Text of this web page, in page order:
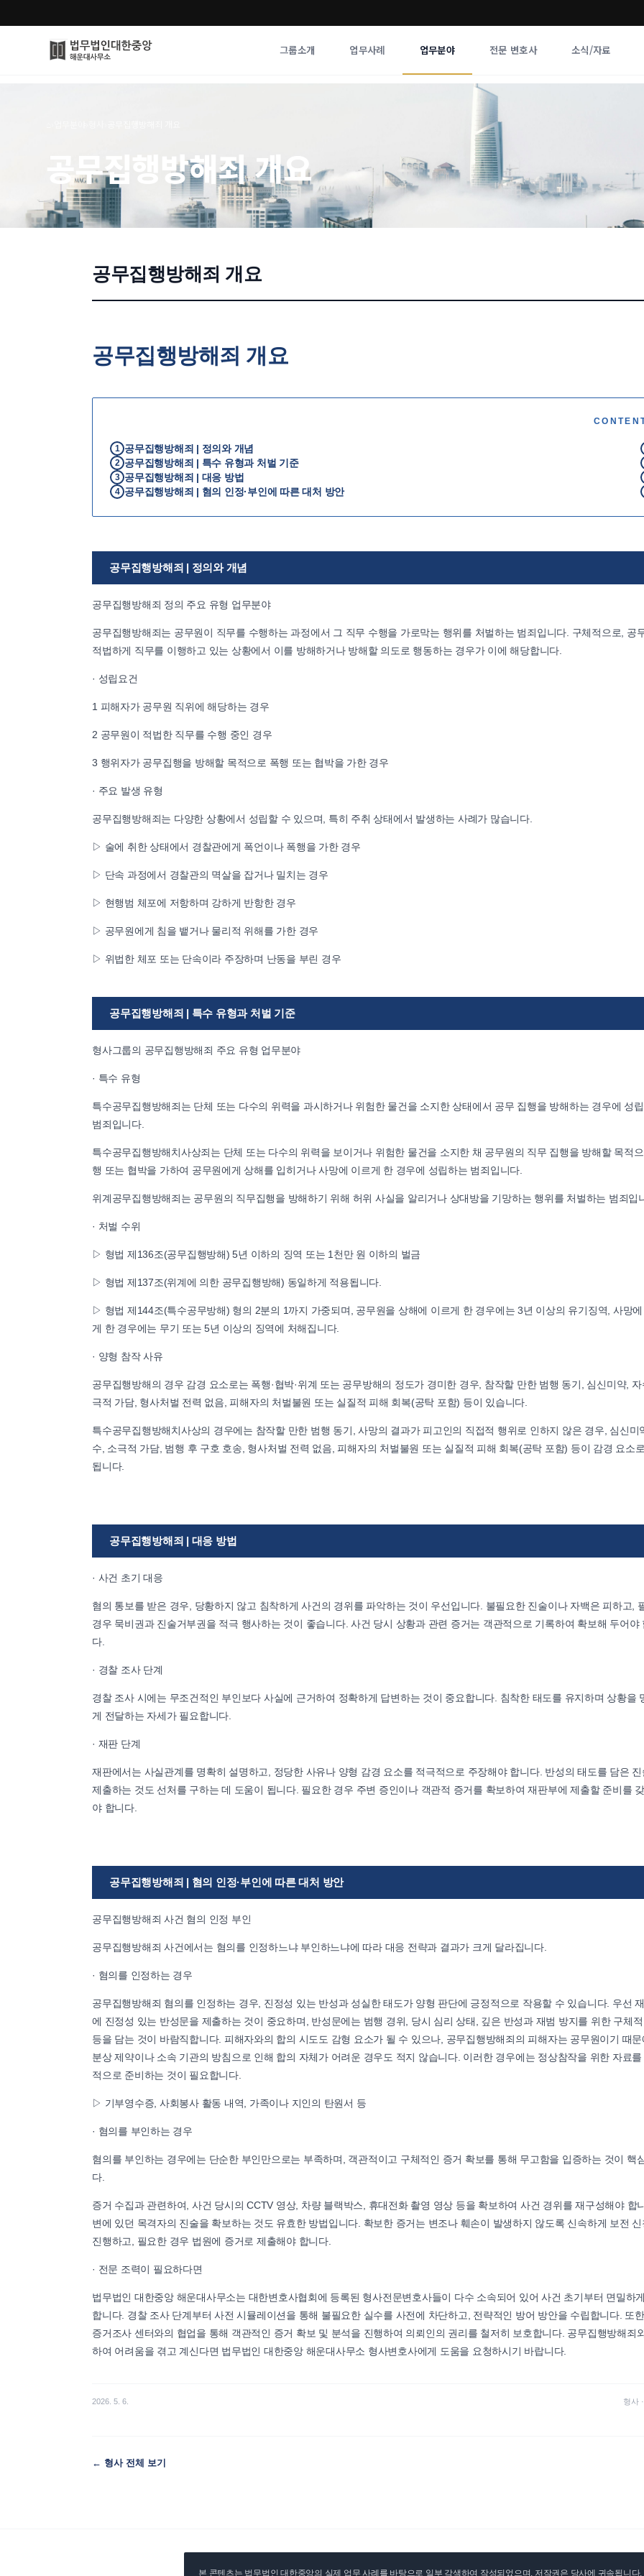
그룹소개 업무사례 업무분야 전문 변호사 소식/자료
통합검색
사례분석/최신동향
법률정보
법률지식인
공무집행방해죄 개요
공무집행방해죄 개요
공무집행방해죄 개요
1 공무집행방해죄 | 정의와 개념
2 공무집행방해죄 | 특수 유형과 처벌 기준
3 공무집행방해죄 | 대응 방법
4 공무집행방해죄 | 혐의 인정·부인에 따른 대처 방안
공무집행방해죄 | 정의와 개념
공무집행방해죄 정의 주요 유형 업무분야
공무집행방해죄는 공무원이 직무를 수행하는 과정에서 그 직무 수행을 가로막는 행위를 처벌하는 범죄입니다. 구체적으로, 공
적법하게 직무를 이행하고 있는 상황에서 이를 방해하거나 방해할 의도로 행동하는 경우가 이에 해당합니다.
· 성립요건
1 피해자가 공무원 직위에 해당하는 경우
2 공무원이 적법한 직무를 수행 중인 경우
3 행위자가 공무집행을 방해할 목적으로 폭행 또는 협박을 가한 경우
· 주요 발생 유형
공무집행방해죄는 다양한 상황에서 성립할 수 있으며, 특히 주취 상태에서 발생하는 사례가 많습니다.
▷ 술에 취한 상태에서 경찰관에게 폭언이나 폭행을 가한 경우
▷ 단속 과정에서 경찰관의 멱살을 잡거나 밀치는 경우
▷ 현행범 체포에 저항하며 강하게 반항한 경우
▷ 공무원에게 침을 뱉거나 물리적 위해를 가한 경우
▷ 위법한 체포 또는 단속이라 주장하며 난동을 부린 경우
공무집행방해죄 | 특수 유형과 처벌 기준
형사그룹의 공무집행방해죄 주요 유형 업무분야
· 특수 유형
특수공무집행방해죄는 단체 또는 다수의 위력을 과시하거나 위험한 물건을 소지한 상태에서 공무 집행을 방해하는 경우에 성
범죄입니다.
특수공무집행방해치사상죄는 단체 또는 다수의 위력을 보이거나 위험한 물건을 소지한 채 공무원의 직무 집행을 방해할 목적
행 또는 협박을 가하여 공무원에게 상해를 입히거나 사망에 이르게 한 경우에 성립하는 범죄입니다.
위계공무집행방해죄는 공무원의 직무집행을 방해하기 위해 허위 사실을 알리거나 상대방을 기망하는 행위를 처벌하는 범죄입
· 처벌 수위
▷ 형법 제136조(공무집행방해) 5년 이하의 징역 또는 1천만 원 이하의 벌금
▷ 형법 제137조(위계에 의한 공무집행방해) 동일하게 적용됩니다.
▷ 형법 제144조(특수공무방해) 형의 2분의 1까지 가중되며, 공무원을 상해에 이르게 한 경우에는 3년 이상의 유기징역, 사망에
게 한 경우에는 무기 또는 5년 이상의 징역에 처해집니다.
· 양형 참작 사유
공무집행방해의 경우 감경 요소로는 폭행·협박·위계 또는 공무방해의 정도가 경미한 경우, 참작할 만한 범행 동기, 심신미약, 자
극적 가담, 형사처벌 전력 없음, 피해자의 처벌불원 또는 실질적 피해 회복(공탁 포함) 등이 있습니다.
특수공무집행방해치사상의 경우에는 참작할 만한 범행 동기, 사망의 결과가 피고인의 직접적 행위로 인하지 않은 경우, 심신미
수, 소극적 가담, 범행 후 구호 호송, 형사처벌 전력 없음, 피해자의 처벌불원 또는 실질적 피해 회복(공탁 포함) 등이 감경 요소
됩니다.
공무집행방해죄 | 대응 방법
· 사건 초기 대응
혐의 통보를 받은 경우, 당황하지 않고 침착하게 사건의 경위를 파악하는 것이 우선입니다. 불필요한 진술이나 자백은 피하고,
경우 묵비권과 진술거부권을 적극 행사하는 것이 좋습니다. 사건 당시 상황과 관련 증거는 객관적으로 기록하여 확보해 두어야
다.
· 경찰 조사 단계
경찰 조사 시에는 무조건적인 부인보다 사실에 근거하여 정확하게 답변하는 것이 중요합니다. 침착한 태도를 유지하며 상황을
게 전달하는 자세가 필요합니다.
· 재판 단계
재판에서는 사실관계를 명확히 설명하고, 정당한 사유나 양형 감경 요소를 적극적으로 주장해야 합니다. 반성의 태도를 담은
제출하는 것도 선처를 구하는 데 도움이 됩니다. 필요한 경우 주변 증인이나 객관적 증거를 확보하여 재판부에 제출할 준비를
야 합니다.
공무집행방해죄 | 혐의 인정·부인에 따른 대처 방안
공무집행방해죄 사건 혐의 인정 부인
공무집행방해죄 사건에서는 혐의를 인정하느냐 부인하느냐에 따라 대응 전략과 결과가 크게 달라집니다.
· 혐의를 인정하는 경우
공무집행방해죄 혐의를 인정하는 경우, 진정성 있는 반성과 성실한 태도가 양형 판단에 긍정적으로 작용할 수 있습니다. 우선
에 진정성 있는 반성문을 제출하는 것이 중요하며, 반성문에는 범행 경위, 당시 심리 상태, 깊은 반성과 재범 방지를 위한 구체적
등을 담는 것이 바람직합니다. 피해자와의 합의 시도도 감형 요소가 될 수 있으나, 공무집행방해죄의 피해자는 공무원이기 때문
분상 제약이나 소속 기관의 방침으로 인해 합의 자체가 어려운 경우도 적지 않습니다. 이러한 경우에는 정상참작을 위한 자료를
적으로 준비하는 것이 필요합니다.
▷ 기부영수증, 사회봉사 활동 내역, 가족이나 지인의 탄원서 등
· 혐의를 부인하는 경우
혐의를 부인하는 경우에는 단순한 부인만으로는 부족하며, 객관적이고 구체적인 증거 확보를 통해 무고함을 입증하는 것이 핵
다.
증거 수집과 관련하여, 사건 당시의 CCTV 영상, 차량 블랙박스, 휴대전화 촬영 영상 등을 확보하여 사건 경위를 재구성해야 합
변에 있던 목격자의 진술을 확보하는 것도 유효한 방법입니다. 확보한 증거는 변조나 훼손이 발생하지 않도록 신속하게 보전 신
진행하고, 필요한 경우 법원에 증거로 제출해야 합니다.
· 전문 조력이 필요하다면
법무법인 대한중앙 해운대사무소는 대한변호사협회에 등록된 형사전문변호사들이 다수 소속되어 있어 사건 초기부터 면밀하
합니다. 경찰 조사 단계부터 사전 시뮬레이션을 통해 불필요한 실수를 사전에 차단하고, 전략적인 방어 방안을 수립합니다. 또
증거조사 센터와의 협업을 통해 객관적인 증거 확보 및 분석을 진행하여 의뢰인의 권리를 철저히 보호합니다. 공무집행방해죄
하여 어려움을 겪고 계신다면 법무법인 대한중앙 해운대사무소 형사변호사에게 도움을 요청하시기 바랍니다.
2026. 5. 6. 형사 ·
← 형사전체 보기
본 콘텐츠는 법무법인 대한중앙의 실제 업무 사례를 바탕으로 일부 각색하여 작성되었으며, 저작권은 당사에 귀속됩니다